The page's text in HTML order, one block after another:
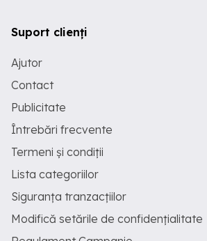
Suport clienți
Ajutor
Contact
Publicitate
Întrebări frecvente
Termeni și condiții
Lista categoriilor
Siguranța tranzacțiilor
Modifică setările de confidențialitate